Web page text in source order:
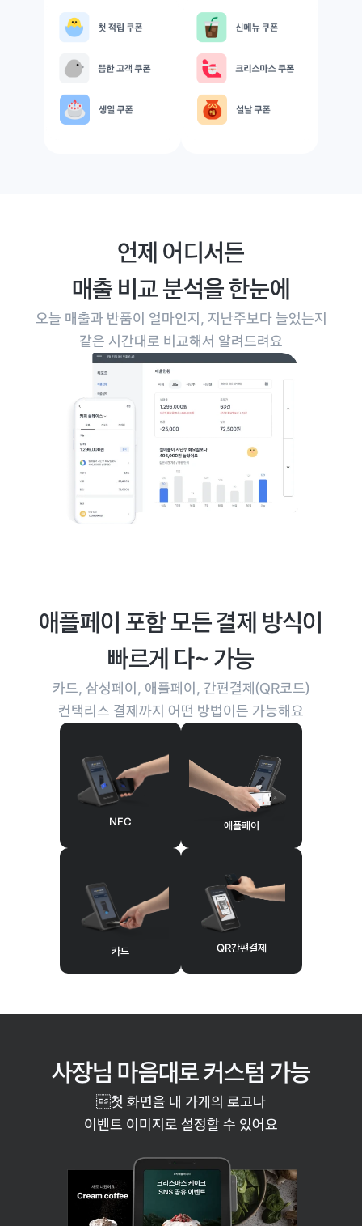
언제 어디서든
매출 비교 분석을 한눈에
오늘 매출과 반품이 얼마인지, 지난주보다 늘었는지
같은 시간대로 비교해서 알려드려요
애플페이 포함 모든 결제 방식이
빠르게 다~ 가능
카드, 삼성페이, 애플페이, 간편결제(QR코드)
컨택리스 결제까지 어떤 방법이든 가능해요
NFC 애플페이
카드 QR간편결제
사장님 마음대로 커스텀 가능
첫 화면을 내 가게의 로고나
이벤트 이미지로 설정할 수 있어요